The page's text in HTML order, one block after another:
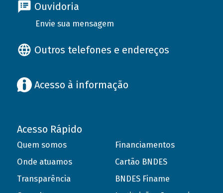
Ouvidoria
Envie sua mensagem
Outros telefones e endereços
Acesso à informação
Acesso Rápido
Quem somos
Onde atuamos
Transparência
Financiamentos
Cartão BNDES
BNDES Finame